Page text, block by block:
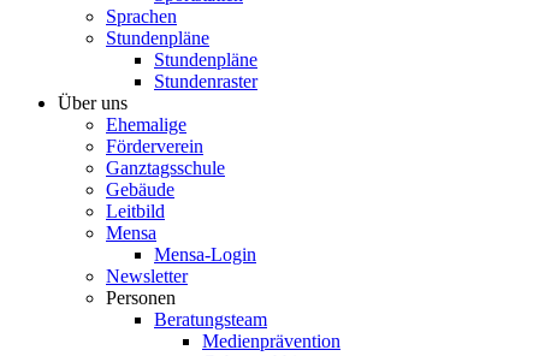
Sprachen
Stundenpläne
Stundenpläne
Stundenraster
Über uns
Ehemalige
Förderverein
Ganztagsschule
Gebäude
Leitbild
Mensa
Mensa-Login
Newsletter
Personen
Beratungsteam
Medienprävention